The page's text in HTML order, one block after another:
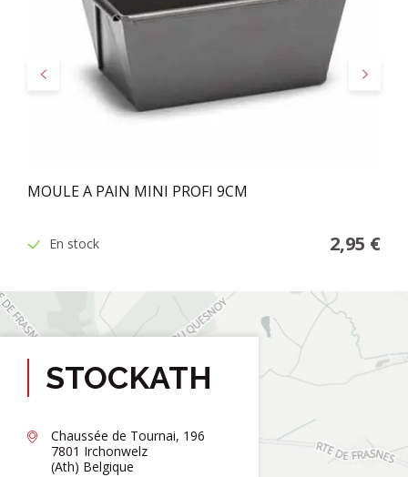
Précédent Suivant
MOULE A PAIN MINI PROFI 9CM
En stock 2,95 €
STOCKATH
Chaussée de Tournai, 196
7801 Irchonwelz
(Ath) Belgique